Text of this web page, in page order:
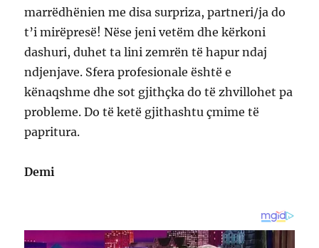
marrëdhënien me disa surpriza, partneri/ja do
t’i mirëpresë! Nëse jeni vetëm dhe kërkoni
dashuri, duhet ta lini zemrën të hapur ndaj
ndjenjave. Sfera profesionale është e
kënaqshme dhe sot gjithçka do të zhvillohet pa
probleme. Do të ketë gjithashtu çmime të
papritura.
Demi